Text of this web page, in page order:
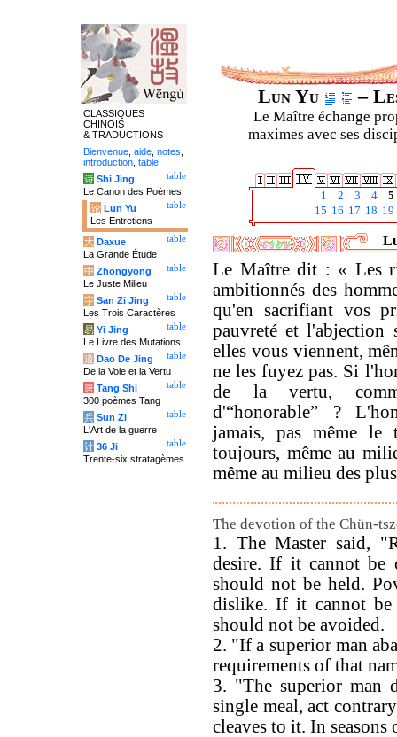
Lun Yu –
Le Maître échange
maximes avec ses
1 2 3 4
5
15 16 17 18 19
Le Maître dit : « Les
ambitionnés des
qu'en sacrifiant vos
pauvreté et l'abjection
elles vous viennent,
ne les fuyez pas. Si
de la vertu,
d'“honorable” ?
jamais, pas même le
toujours, même au
même au milieu des
The devotion of the Chün-
1. The Master said,
desire. If it cannot be
should not be held.
dislike. If it cannot be
should not be avoided.
2. "If a superior man
requirements of that
3. "The superior man
single meal, act
cleaves to it. In
CLASSIQUES
CHINOIS
& TRADUCTIONS
Bienvenue aide notes
introduction table
table
诗 Shi Jing
Le Canon des Poèmes
table
论 Lun Yu
Les Entretiens
table
大 Daxue
La Grande Étude
table
中 Zhongyong
Le Juste Milieu
table
字 San Zi Jing
Les Trois Caractères
table
易 Yi Jing
Le Livre des Mutations
table
道 Dao De Jing
De la Voie et la Vertu
table
唐 Tang Shi
300 poèmes Tang
table
兵 Sun Zi
L'Art de la guerre
table
计 36 Ji
Trente-six stratagèmes